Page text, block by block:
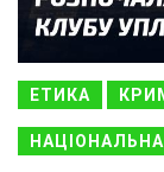
ЕТИКА
НАЦІОНАЛЬНА